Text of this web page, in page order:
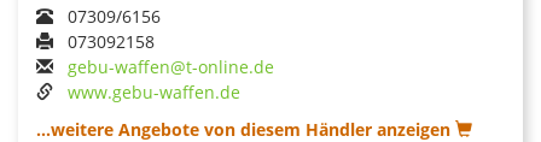
07309/6156
073092158
gebu-waffen@t-online.de
www.gebu-waffen.de
...weitere Angebote von diesem Händler anzeigen